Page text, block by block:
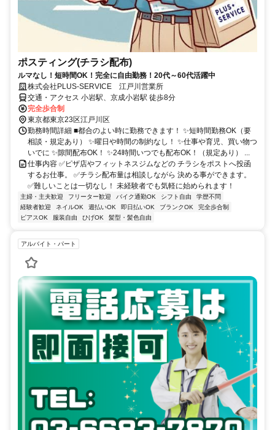
ポスティング(チラシ配布)
ルマなし！短時間OK！完全に自由勤務！20代～60代活躍中
株式会社PLUS-SERVICE 江戸川営業所
交通・アクセス 小岩駅、京成小岩駅 徒歩8分
完全歩合制
東京都東京23区江戸川区
勤務時間詳細 ■都合のよい時に勤務できます！ ✨短時間勤務OK（要
相談・規定あり） ✨曜日や時間の制約なし！ ✨仕事や育児、買い物つ
いでに ✨隙間配布OK！ ✨24時間いつでも配布OK！（規定あり） ...
仕事内容 ✅ピザ店やフィットネスジムなどの チラシをポストへ投函
するお仕事。 ✅チラシ配布量は相談しながら 決める事ができます。
✅難しいことは一切なし！ 未経験者でも気軽に始められます！
主婦・主夫歓迎 フリーター歓迎 バイク通勤OK シフト自由
学歴不問
経験者歓迎
ネイルOK 週払いOK 即日払いOK ブランクOK
完全歩合制
ピアスOK
服装自由 ひげOK 髪型・髪色自由
アルバイト・パート